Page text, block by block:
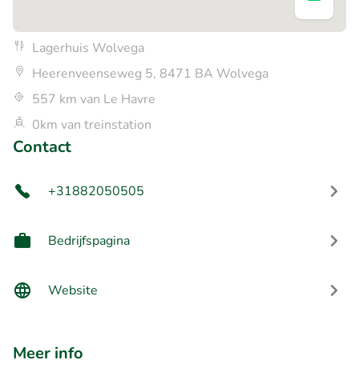
Lagerhuis Wolvega
Heerenveenseweg 5, 8471 BA Wolvega
557 km van Le Havre
0km van treinstation
Contact
+31882050505
Bedrijfspagina
Website
Meer info